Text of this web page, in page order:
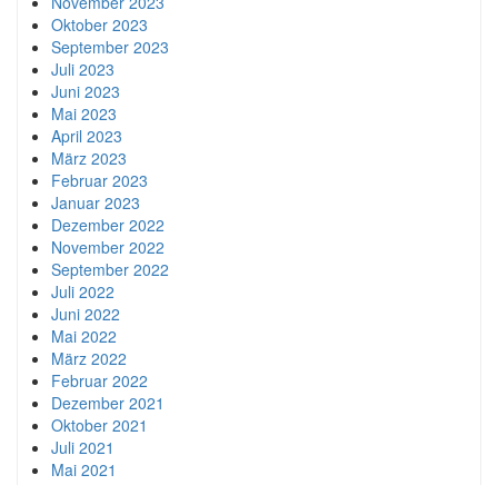
Oktober 2023
September 2023
Juli 2023
Juni 2023
Mai 2023
April 2023
März 2023
Februar 2023
Januar 2023
Dezember 2022
November 2022
September 2022
Juli 2022
Juni 2022
Mai 2022
März 2022
Februar 2022
Dezember 2021
Oktober 2021
Juli 2021
Mai 2021